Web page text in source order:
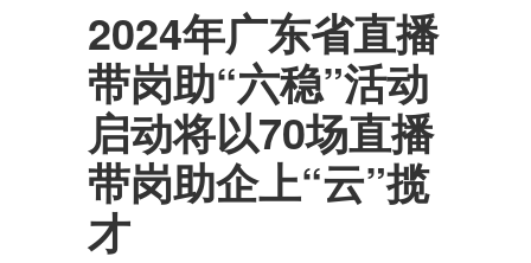
2024年广东省直播
带岗助“六稳”活动
启动将以70场直播
带岗助企上“云”揽
才